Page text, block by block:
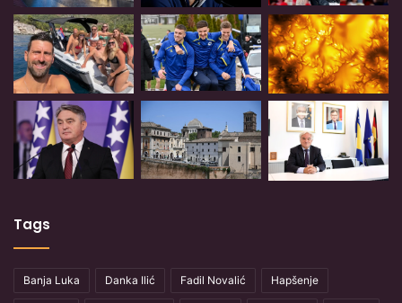
Tags
Banja Luka Danka Ilić Fadil Novalić Hapšenje